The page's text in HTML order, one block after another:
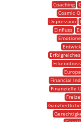
Coaching
Cosmic
Depression
Einfluss
Europa
Financial
Finanzielle